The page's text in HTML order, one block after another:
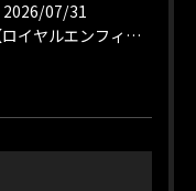
2026/07/31
【ロイヤルエンフィールド】